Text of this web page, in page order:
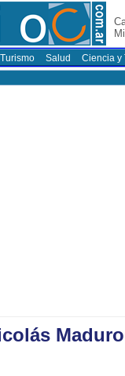
Turismo Salud Ciencia y